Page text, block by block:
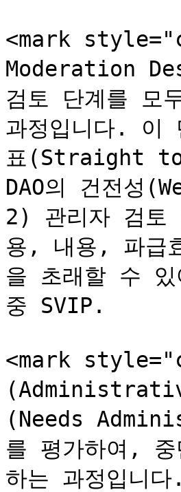
<mark
Moderation
검토 단계를 모
과정입니다. 이
표(Straight to
DAO의 건전성
2) 관리자 검
용, 내용, 파급
을 초래할 수
중 SVIP.
<mark
(Needs
를 평가하여, 중
하는 과정입니다.